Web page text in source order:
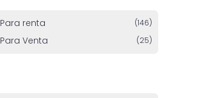
Para renta (146)
Para Venta (25)